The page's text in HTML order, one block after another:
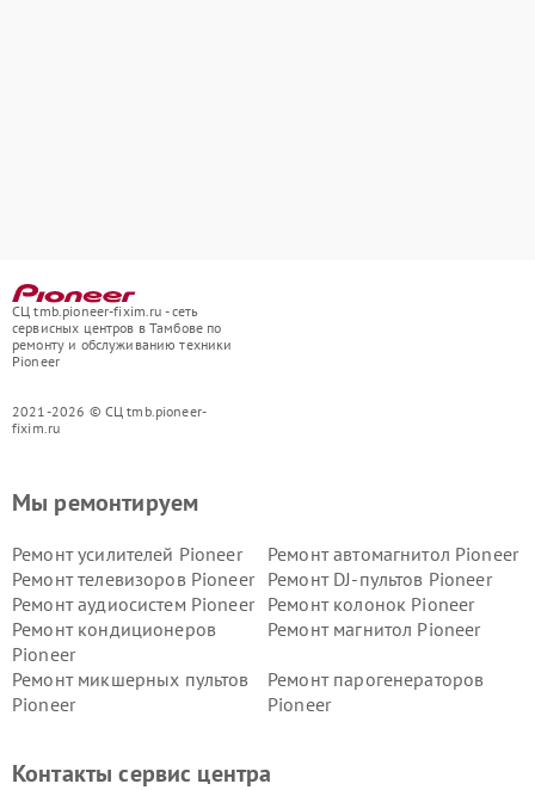
СЦ tmb.pioneer-fixim.ru - сеть
сервисных центров в Тамбове по
ремонту и обслуживанию техники
Pioneer
2021-2026 © СЦ tmb.pioneer-
fixim.ru
Мы ремонтируем
Ремонт усилителей Pioneer
Ремонт автомагнитол Pioneer
Ремонт телевизоров Pioneer
Ремонт DJ-пультов Pioneer
Ремонт аудиосистем Pioneer
Ремонт колонок Pioneer
Ремонт кондиционеров
Pioneer
Ремонт магнитол Pioneer
Ремонт микшерных пультов
Pioneer
Ремонт парогенераторов
Pioneer
Контакты сервис центра